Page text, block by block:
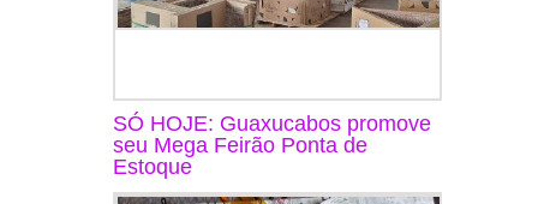
SÓ HOJE: Guaxucabos promove
seu Mega Feirão Ponta de
Estoque